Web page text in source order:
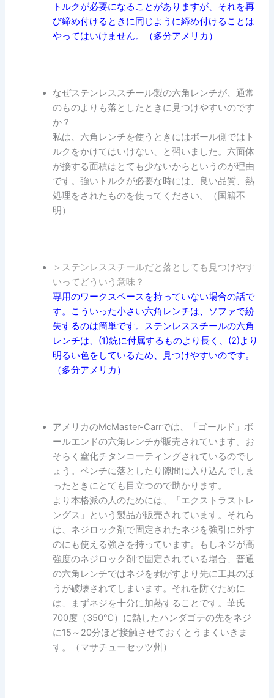
トルクが必要になることがありますが、それを再
び締め付けるときに同じように締め付けることは
やってはいけません。（多分アメリカ）
なぜステンレススチール製の六角レンチが、通常
のものよりも落としたときに見つけやすいのです
か？
私は、六角レンチを使うときにはボール側ではト
ルクをかけてはいけない、と習いました。六面体
が接する面積はとても少ないからというのが理由
です。強いトルクが必要な時には、良い品質、熱
処理をされたものを使ってください。（国籍不
明）
＞ステンレススチールだと落としても見つけやす
いってどういう意味？
専用のワークスペースを持っていない場合の話で
す。こういった小さい六角レンチは、ソファで紛
失するのは簡単です。ステンレススチールの六角
レンチは、(1)銃に付属するものより長く、(2)より
明るい色をしているため、見つけやすいのです。
（多分アメリカ）
アメリカのMcMaster-Carrでは、「ゴールド」ボ
ールエンドの六角レンチが販売されています。お
そらく窒化チタンコーティングされているのでし
ょう。ベンチに落としたり隙間に入り込んでしま
ったときにとても目立つので助かります。
より本格派の人のためには、「エクストラストレ
ングス」という製品が販売されています。それら
は、ネジロック剤で固定されたネジを強引に外す
のにも使える強さを持っています。もしネジが高
強度のネジロック剤で固定されている場合、普通
の六角レンチではネジを剥がすより先に工具のほ
うが破壊されてしまいます。それを防ぐために
は、まずネジを十分に加熱することです。華氏
700度（350℃）に熱したハンダゴテの先をネジ
に15～20分ほど接触させておくとうまくいきま
す。（マサチューセッツ州）